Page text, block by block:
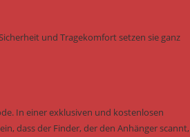
und Tragekomfort setzen sie ganz
In einer exklusiven und kostenlosen
dass der Finder, der den Anhänger scannt,